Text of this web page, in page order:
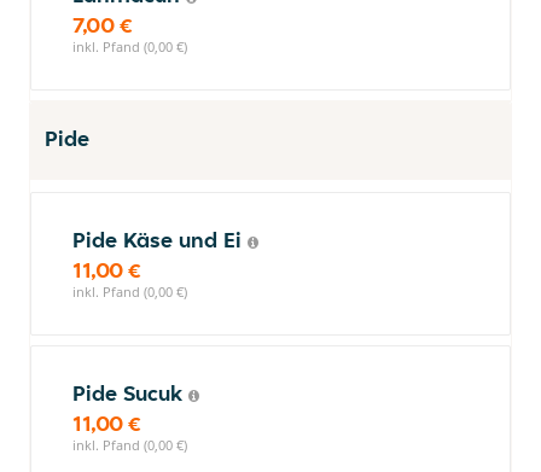
7,00 €
inkl. Pfand (0,00 €)
Pide
Pide Käse und Ei
11,00 €
inkl. Pfand (0,00 €)
Pide Sucuk
11,00 €
inkl. Pfand (0,00 €)